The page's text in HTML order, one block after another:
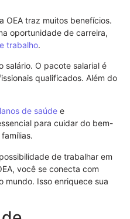
OEA traz muitos benefícios.
oportunidade de carreira,
trabalho.
salário. O pacote salarial é
qualificados. Além do
de saúde e
para cuidar do bem-
de trabalhar em
você se conecta com
mundo. Isso enriquece sua